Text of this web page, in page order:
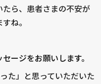
ら、患者さまの不安が
ね。
ージをお願いします。
た」と思っていただいた